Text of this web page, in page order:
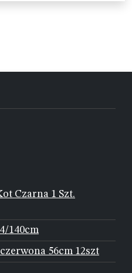
Czarna 1 Szt.
140cm
56cm 12szt